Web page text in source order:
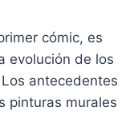
cómic, es
evolución de los
antecedentes
pinturas murales